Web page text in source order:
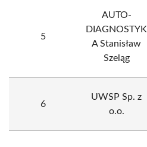
5
AUTO-
DIAGNOSTYK
A Stanisław
Szeląg
6
UWSP Sp. z
o.o.